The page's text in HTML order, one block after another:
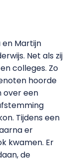
en Martijn
Net als zij
colleges. Zo
hoorde
over een
Tijdens een
er
kwamen. Er
de